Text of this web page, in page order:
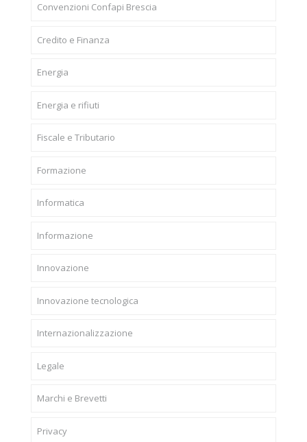
Convenzioni Confapi Brescia
Credito e Finanza
Energia
Energia e rifiuti
Fiscale e Tributario
Formazione
Informatica
Informazione
Innovazione
Innovazione tecnologica
Internazionalizzazione
Legale
Marchi e Brevetti
Privacy